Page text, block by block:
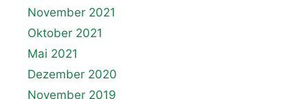
November 2021
Oktober 2021
Mai 2021
Dezember 2020
November 2019